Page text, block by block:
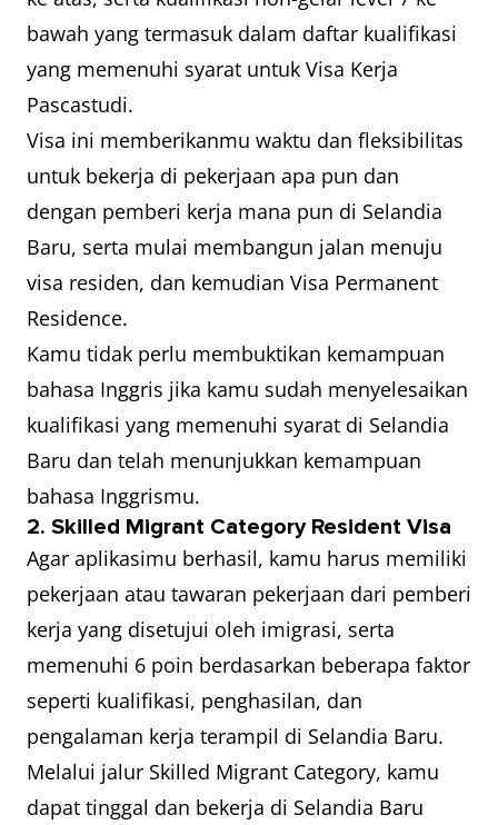
bawah yang termasuk dalam daftar kualifikasi
yang memenuhi syarat untuk Visa Kerja
Pascastudi.
Visa ini memberikanmu waktu dan fleksibilitas
untuk bekerja di pekerjaan apa pun dan
dengan pemberi kerja mana pun di Selandia
Baru, serta mulai membangun jalan menuju
visa residen, dan kemudian Visa Permanent
Residence.
Kamu tidak perlu membuktikan kemampuan
bahasa Inggris jika kamu sudah menyelesaikan
kualifikasi yang memenuhi syarat di Selandia
Baru dan telah menunjukkan kemampuan
bahasa Inggrismu.
2. Skilled Migrant Category Resident Visa
Agar aplikasimu berhasil, kamu harus memiliki
pekerjaan atau tawaran pekerjaan dari pemberi
kerja yang disetujui oleh imigrasi, serta
memenuhi 6 poin berdasarkan beberapa faktor
seperti kualifikasi, penghasilan, dan
pengalaman kerja terampil di Selandia Baru.
Melalui jalur Skilled Migrant Category, kamu
dapat tinggal dan bekerja di Selandia Baru